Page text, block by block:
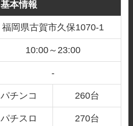
基本情報
福岡県古賀市久保1070-1
10:00～23:00
-
パチンコ 260台
パチスロ 270台